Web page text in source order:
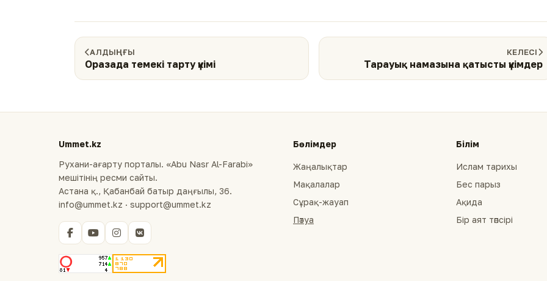
АЛДЫҢҒЫ
Оразада темекі тарту үкімі
КЕЛЕСІ
Тарауық намазына қатысты үкімдер
Ummet.kz
Рухани-ағарту порталы. «Abu Nasr Al-Farabi»
мешітінің ресми сайты.
Астана қ., Қабанбай батыр даңғылы, 36.
info@ummet.kz · support@ummet.kz
Бөлімдер
Жаңалықтар
Мақалалар
Сұрақ-жауап
Пәтуа
Білім
Ислам тарихы
Бес парыз
Ақида
Бір аят тәпсірі